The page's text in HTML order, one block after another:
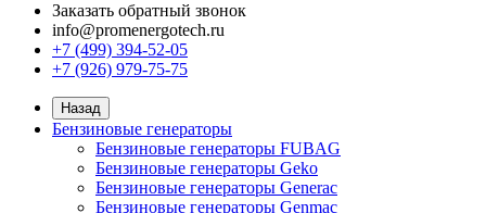
Заказать обратный звонок
info@promenergotech.ru
+7 (499) 394-52-05
+7 (926) 979-75-75
Назад
Бензиновые генераторы
Бензиновые генераторы FUBAG
Бензиновые генераторы Geko
Бензиновые генераторы Generac
Бензиновые генераторы Genmac